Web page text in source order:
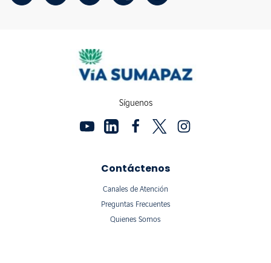
Síguenos
Contáctenos
Canales de Atención
Preguntas Frecuentes
Quienes Somos